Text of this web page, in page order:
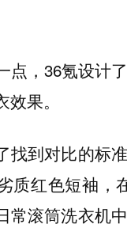
点，36氪设计
果。
找到对比的标
质红色短袖，
常滚筒洗衣机